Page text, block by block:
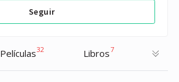
Seguir
Películas32 Libros7